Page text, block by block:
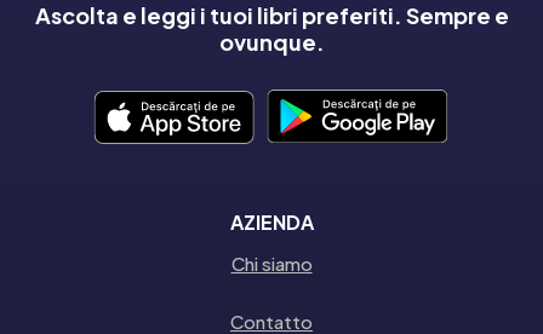
Ascolta e leggi i tuoi libri preferiti. Sempre e
ovunque.
AZIENDA
Chi siamo
Contatto